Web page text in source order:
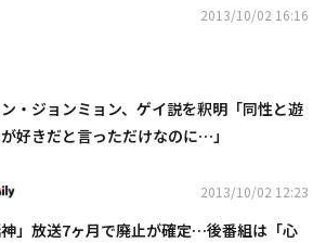
2013/10/02 16:16
・ジョンミョン、ゲイ説を釈明「同性と遊
好きだと言っただけなのに…」
2013/10/02 12:23
神」放送7ヶ月で廃止が確定…後番組は「心